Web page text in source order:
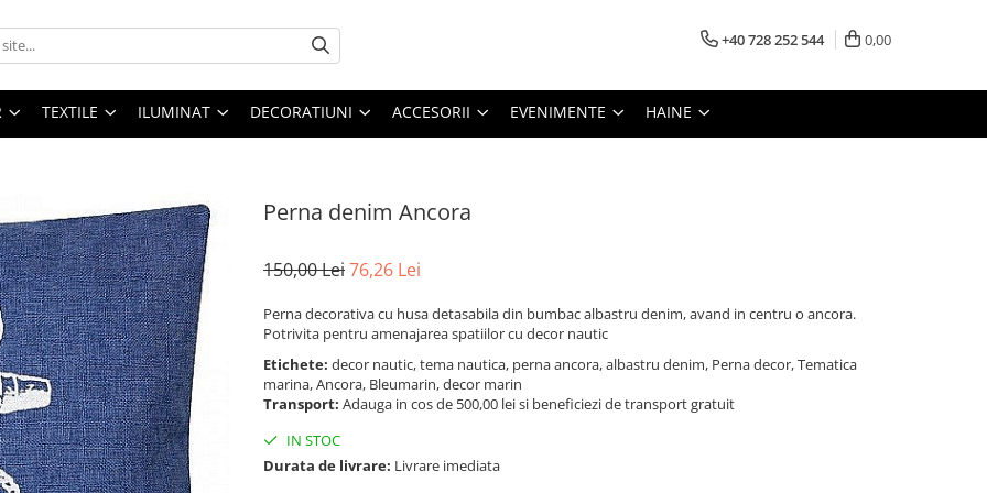
+40 728 252 544 0,00
TEXTILE ILUMINAT DECORATIUNI ACCESORII EVENIMENTE HAINE
Perna denim Ancora
150,00 Lei76,26 Lei
Perna decorativa cu husa detasabila din bumbac albastru denim, avand in centru o ancora.
Potrivita pentru amenajarea spatiilor cu decor nautic
Etichete: decor nautic, tema nautica, perna ancora, albastru denim, Perna decor, Tematica
marina, Ancora, Bleumarin, decor marin
Transport: Adauga in cos de 500,00 lei si beneficiezi de transport gratuit
IN STOC
Durata de livrare: Livrare imediata